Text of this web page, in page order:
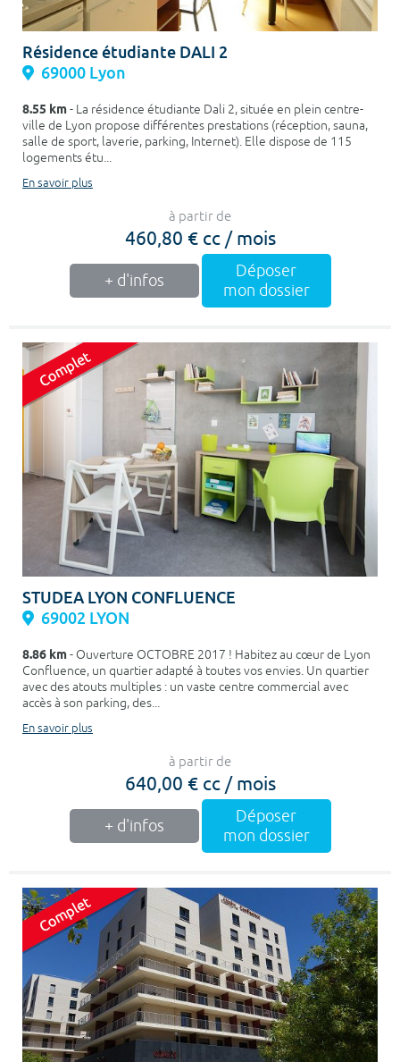
Résidence étudiante DALI 2
69000 Lyon
8.55 km- La résidence étudiante Dali 2, située en plein centre-
ville de Lyon propose différentes prestations (réception, sauna,
salle de sport, laverie, parking, Internet). Elle dispose de 115
logements étu...
En savoir plus
à partir de
460,80 € cc / mois
+ d'infos
Déposer
mon dossier
STUDEA LYON CONFLUENCE
69002 LYON
8.86 km- Ouverture OCTOBRE 2017 ! Habitez au cœur de Lyon
Confluence, un quartier adapté à toutes vos envies. Un quartier
avec des atouts multiples : un vaste centre commercial avec
accès à son parking, des...
En savoir plus
à partir de
640,00 € cc / mois
+ d'infos
Déposer
mon dossier